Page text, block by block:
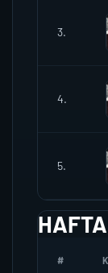
3.
4.
5.
# K